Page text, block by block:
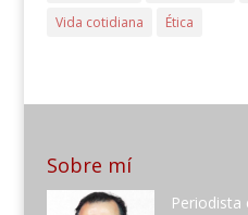
Vida cotidiana
Ética
Sobre mí
Periodista